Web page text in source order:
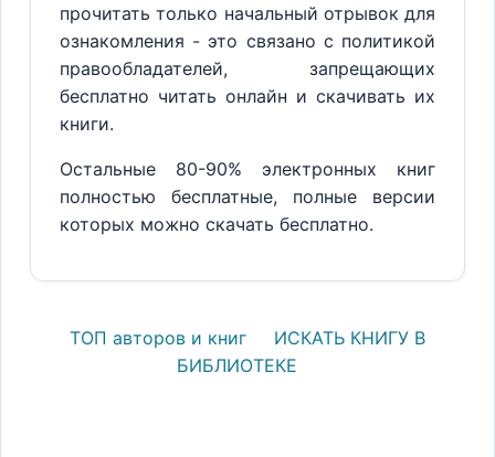
прочитать только начальный отрывок для
ознакомления - это связано с политикой
правообладателей, запрещающих
бесплатно читать онлайн и скачивать их
книги.
Остальные 80-90% электронных книг
полностью бесплатные, полные версии
которых можно скачать бесплатно.
ТОП авторов и книг
ИСКАТЬ КНИГУ В
БИБЛИОТЕКЕ